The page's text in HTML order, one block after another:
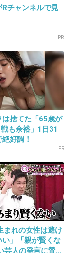
供産む年齢
ぐ不妊と気
は30代後半→
Rチャンネルで見
PR
は捨てた「65歳が
も余裕」1日31
好調！
PR
まれの女性は避け
い」「親が賢くな
芸人の発言に賛...